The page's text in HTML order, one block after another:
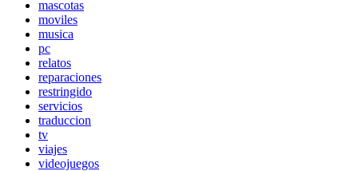
mascotas
moviles
musica
pc
relatos
reparaciones
restringido
servicios
traduccion
tv
viajes
videojuegos